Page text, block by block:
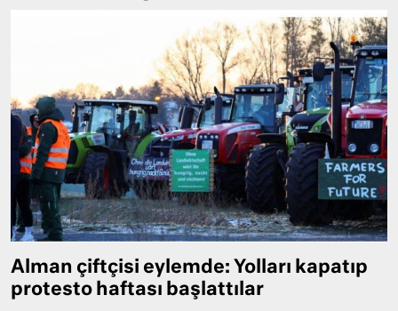
Alman çiftçisi eylemde: Yolları kapatıp
protesto haftası başlattılar